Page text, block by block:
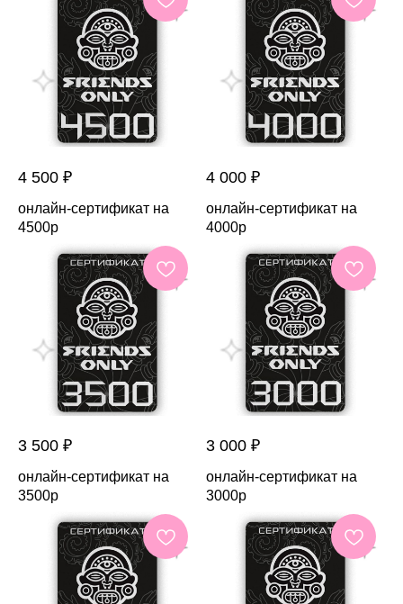
4 500 ₽
онлайн-сертификат на
4500р
4 000 ₽
онлайн-сертификат на
4000р
3 500 ₽
онлайн-сертификат на
3500р
3 000 ₽
онлайн-сертификат на
3000р